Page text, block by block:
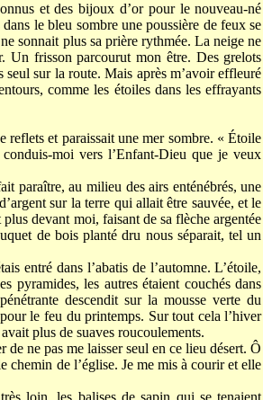
et des bijoux d’or pour le nouveau-né
le bleu sombre une poussière de feux se
sonnait plus sa prière rythmée. La neige ne
Un frisson parcourut mon être. Des grelots
seul sur la route. Mais après m’avoir effleuré
comme les étoiles dans les effrayants
reflets et paraissait une mer sombre. « Étoile
moi vers l’Enfant-Dieu que je veux
paraître, au milieu des airs enténébrés, une
sur la terre qui allait être sauvée, et le
devant moi, faisant de sa flèche argentée
de bois planté dru nous séparait, tel un
entré dans l’abatis de l’automne. L’étoile,
pyramides, les autres étaient couchés dans
descendit sur la mousse verte du
le feu du printemps. Sur tout cela l’hiver
plus de suaves roucoulements.
ne pas me laisser seul en ce lieu désert. Ô
chemin de l’église. Je me mis à courir et elle
loin, les balises de sapin qui se tenaient